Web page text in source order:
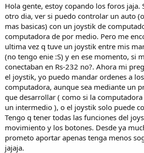
i
c
i
o
Hola gente, estoy copando los foros jaja.
otro dia, ver si puedo controlar un auto
mas basicas) con un joystik de
computadora de por medio. Pero me
ultima vez q tuve un joystik entre mis
(no tengo enie :S) y en ese momento, si
conectaban en Rs-232 no?. Ahora mi
el joystik, yo puedo mandar ordenes a
computadora, aunque sea mediante un
que desarrollar ( como si la
un intermedio ), o el joystik solo puede
Tengo q tener todas las funciones del
movimiento y los botones. Desde ya
prometo aportar apenas tenga menos
jajaja.